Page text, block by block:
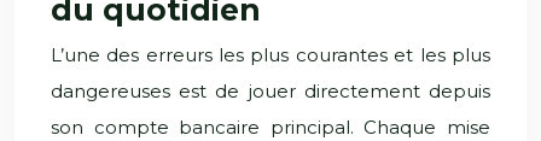
du quotidien
L’une des erreurs les plus courantes et les plus
dangereuses est de jouer directement depuis
son compte bancaire principal. Chaque mise